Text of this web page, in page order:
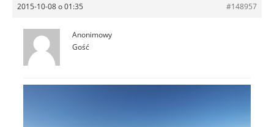
2015-10-08 o 01:35 #148957
Anonimowy
Gość